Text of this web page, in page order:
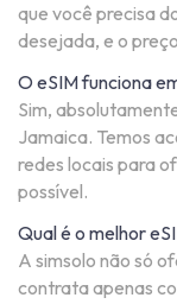
que você precisa
desejada, e o
O eSIM funciona
Sim,
Jamaica. Temos
redes locais para
possível.
Qual é o melhor
A simsolo não só
contrata apenas